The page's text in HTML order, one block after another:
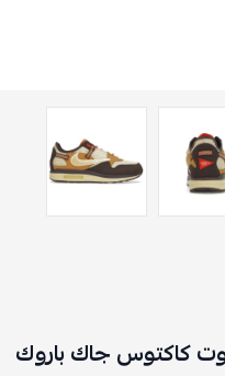
سكوت كاكتوس جاك باروك